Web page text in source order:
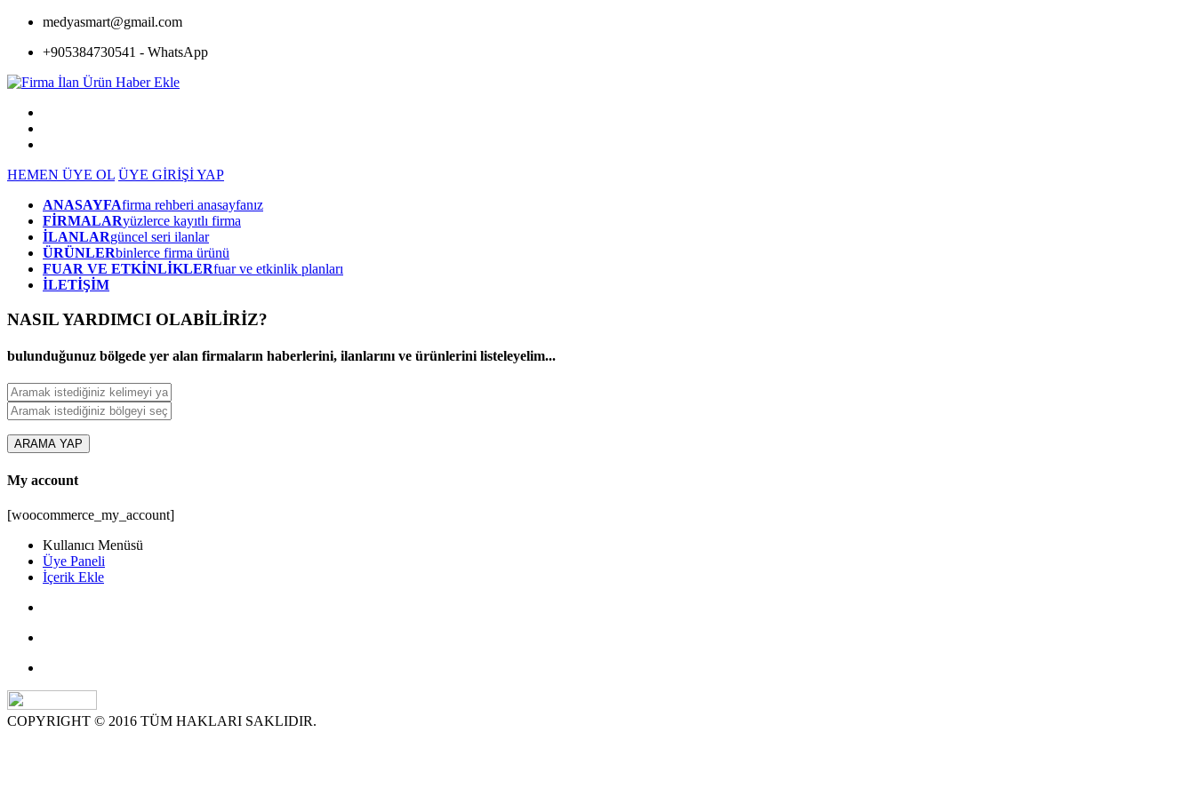
medyasmart@gmail.com
+905384730541 - WhatsApp
HEMEN ÜYE OL ÜYE GİRİŞİ YAP
ANASAYFAfirma rehberi anasayfanız
FİRMALARyüzlerce kayıtlı firma
İLANLARgüncel seri ilanlar
ÜRÜNLERbinlerce firma ürünü
FUAR VE ETKİNLİKLERfuar ve etkinlik planları
İLETİŞİM
NASIL YARDIMCI OLABİLİRİZ?
bulunduğunuz bölgede yer alan firmaların haberlerini, ilanlarını ve ürünlerini listeleyelim...
ARAMA YAP
My account
[woocommerce_my_account]
Kullanıcı Menüsü
Üye Paneli
İçerik Ekle
COPYRIGHT © 2016 TÜM HAKLARI SAKLIDIR.